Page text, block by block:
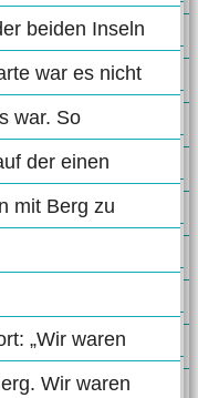
beiden Inseln
war es nicht
war. So
der einen
mit Berg zu
„Wir waren
Wir waren